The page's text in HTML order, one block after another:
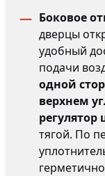
Боковое
дверцы
удобный
подачи
одной
верхнем
регулятор
тягой. По